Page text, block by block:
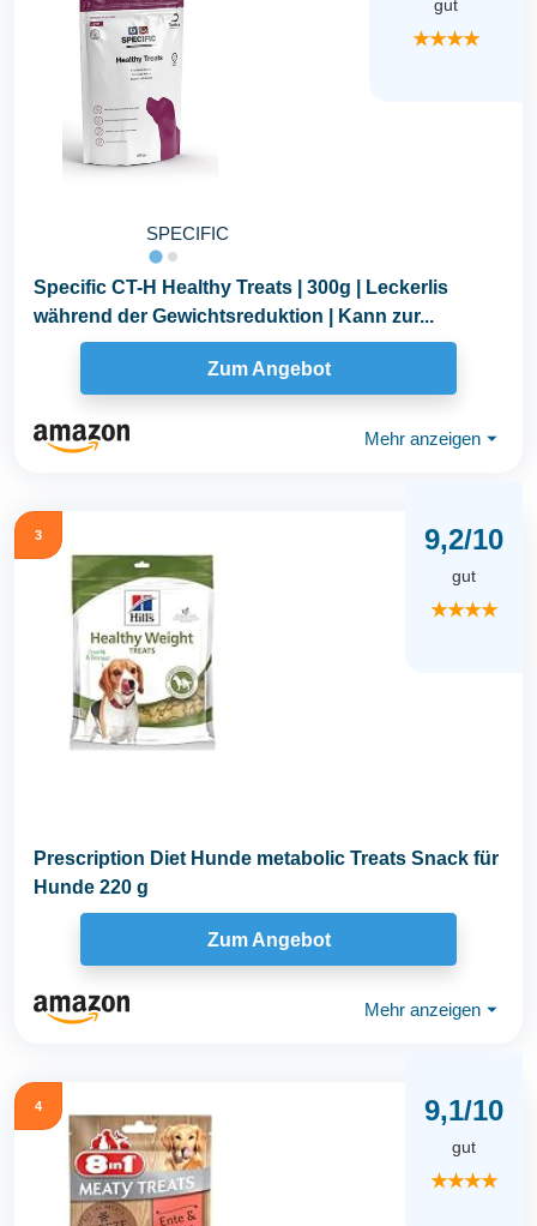
SPECIFIC
gut
★★★★
Specific CT-H Healthy Treats | 300g | Leckerlis
während der Gewichtsreduktion | Kann zur...
Zum Angebot
Mehr anzeigen ⏷
3 9,2/10
gut
★★★★
Prescription Diet Hunde metabolic Treats Snack für
Hunde 220 g
Zum Angebot
Mehr anzeigen ⏷
4 9,1/10
gut
★★★★